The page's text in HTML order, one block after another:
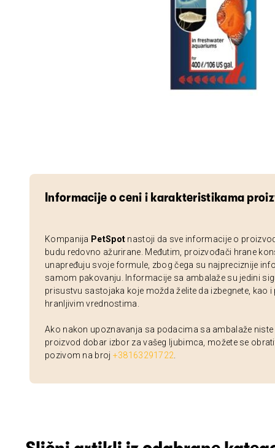
Informacije o ceni i karakteristikama
Kompanija PetSpot nastoji da sve informacije o
budu redovno ažurirane. Međutim, proizvođači hrane
unapređuju svoje formule, zbog čega su najpreciznije
samom pakovanju. Informacije sa ambalaže su jedini
prisustvu sastojaka koje možda želite da izbegnete, kao
hranljivim vrednostima.
Ako nakon upoznavanja sa podacima sa ambalaže niste
proizvod dobar izbor za vašeg ljubimca, možete se
pozivom na broj +38163291722